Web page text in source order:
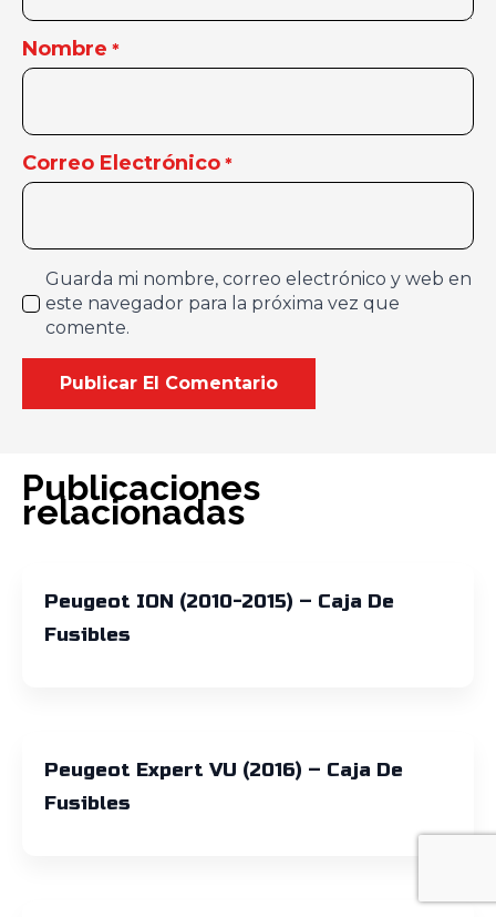
Nombre *
Correo Electrónico *
Guarda mi nombre, correo electrónico y web en
este navegador para la próxima vez que
comente.
Publicaciones
relacionadas
Peugeot ION (2010-2015) – Caja De
Fusibles
Peugeot Expert VU (2016) – Caja De
Fusibles